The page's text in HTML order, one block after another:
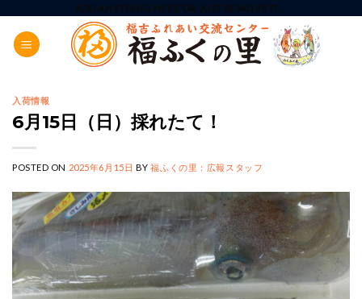
content
ADD ANYTHING HERE OR JUST REMOVE IT...
入荷情報
6月15日（日）採れたて！
POSTED ON 2025年6月15日 BY福ふくの里：広報スタッフ